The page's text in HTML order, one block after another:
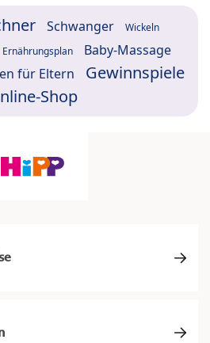
Schwanger Wickeln
Ernährungsplan Baby-Massage
für Eltern
Gewinnspiele
Shop